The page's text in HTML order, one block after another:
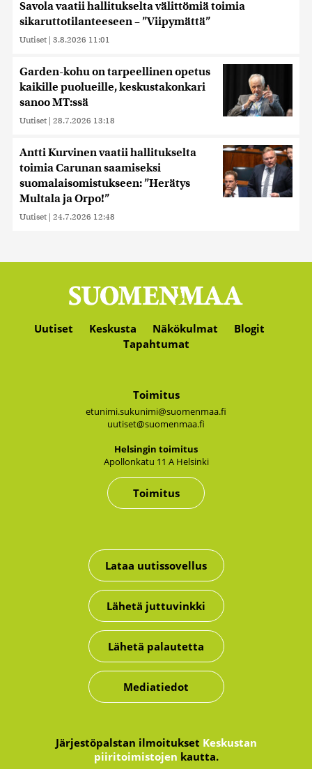
Savola vaatii hallitukselta välittömiä toimia
sikaruttotilanteeseen – ”Viipymättä”
Uutiset | 3.8.2026 11:01
Garden-kohu on tarpeellinen opetus
kaikille puolueille, keskustakonkari
sanoo MT:ssä
Uutiset | 28.7.2026 13:18
Antti Kurvinen vaatii hallitukselta
toimia Carunan saamiseksi
suomalaisomistukseen: ”Herätys
Multala ja Orpo!”
Uutiset | 24.7.2026 12:48
Uutiset Keskusta Näkökulmat
Blogit
Tapahtumat
Toimitus
etunimi.sukunimi@suomenmaa.fi
uutiset@suomenmaa.fi
Hel­sin­gin toi­mi­tus
Apol­lon­ka­tu 11 A Hel­sin­ki
Toimitus
Lataa uutissovellus
Lähetä juttuvinkki
Lähetä palautetta
Mediatiedot
Järjestöpalstan ilmoitukset Keskustan
piiritoimistojen kautta.